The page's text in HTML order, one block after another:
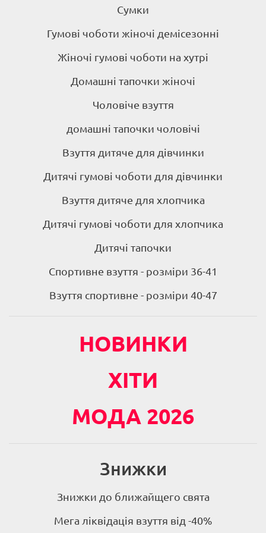
Сумки
Гумові чоботи жіночі демісезонні
Жіночі гумові чоботи на хутрі
Домашні тапочки жіночі
Чоловіче взуття
домашні тапочки чоловічі
Взуття дитяче для дівчинки
Дитячі гумові чоботи для дівчинки
Взуття дитяче для хлопчика
Дитячі гумові чоботи для хлопчика
Дитячі тапочки
Спортивне взуття - розміри 36-41
Взуття спортивне - розміри 40-47
НОВИНКИ
ХІТИ
МОДА 2026
Знижки
Знижки до ближайщего свята
Мега ліквідація взуття від -40%